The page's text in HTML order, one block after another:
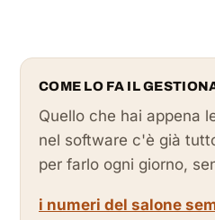
COME LO FA IL
Quello che hai appena
nel software c'è già
per farlo ogni giorno,
i numeri del salone